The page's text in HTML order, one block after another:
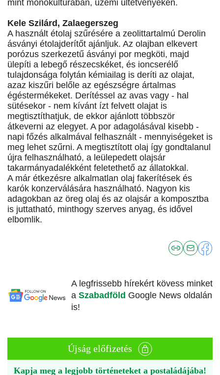
mint monokultúrában, üzemi ültetvényeken.
Kele Szilárd, Zalaegerszeg
A használt étolaj szűrésére a zeolittartalmú Derolin
ásványi étolajderítőt ajánljuk. Az olajban elkevert
porózus szerkezetű ásványi por megköti, majd
ülepíti a lebegő részecskéket, és ioncserélő
tulajdonsága folytán kémiailag is deríti az olajat,
azaz kiszűri belőle az egészségre ártalmas
égéstermékeket. Derítéssel az avas vagy - hal
sütésekor - nem kívánt ízt felvett olajat is
megtisztíthatjuk, de ekkor ajánlott többször
átkeverni az elegyet. A por adagolásával kisebb -
napi főzés alkalmával felhasznált - mennyiségeket is
meg lehet szűrni. A megtisztított olaj így gondtalanul
újra felhasználható, a leülepedett olajsár
takarmányadalékként feletethető az állatokkal.
A már étkezésre alkalmatlan olaj fakerítések és
karók konzerválására használható. Nagyon kis
adagokban az öreg olaj és az olajsár a komposztba
is juttatható, minthogy szerves anyag, és idővel
elbomlik.
A legfrissebb hírekért kövess minket
a Szabadföld Google News oldalán
is!
Újság előfizetés
Kapja meg a legjobb történeteket a postaládájába!